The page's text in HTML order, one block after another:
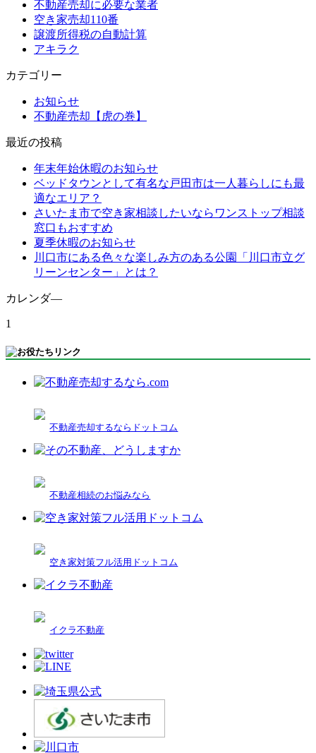
不動産売却に必要な業者
空き家売却110番
譲渡所得税の自動計算
アキラク
カテゴリー
お知らせ
不動産売却【虎の巻】
最近の投稿
年末年始休暇のお知らせ
ベッドタウンとして有名な戸田市は一人暮らしにも最
適なエリア？
さいたま市で空き家相談したいならワンストップ相談
窓口もおすすめ
夏季休暇のお知らせ
川口市にある色々な楽しみ方のある公園「川口市立グ
リーンセンター」とは？
カレンダ―
1
不動産売却するならドットコム
不動産相続のお悩みなら
空き家対策フル活用ドットコム
イクラ不動産